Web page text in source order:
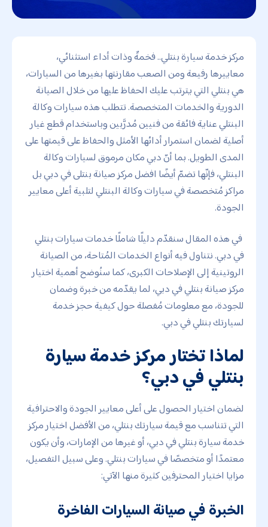
مركز خدمة سيارة بنتلي.. فخمةٌ وذات أداء استثنائي،
معاييرها رفيعة ومن الصعب مقارنتها بغيرها من السيارات،
هي بنتلي التي يترتب عليك الحفاظ عليها من خلال الصيانة
الدورية والخدمات المتخصصة. تتطلب هذه سيارات وكالة
البنتلي عناية فائقة من فنيين مُدرَّبين وباستخدام قطع غيار
أصلية لضمان استمرار أدائها الأمثل والحفاظ على قيمتها على
المدى الطويل. بما أنّ دبي مكان مرموق لسيارات وكالة
البنتلي، فإنّها تضمّ أيضًا افضل مركز صيانة بنتلى في دبي بل
مراكز مُتخصصة في سيارات وكالة البنتلي لتلبية أعلى معايير
الجودة.
في هذه المقال سنقدّم دليلًا شاملًا خدمات سيارات بنتلي
في دبي. نتناول فيه أنواع الخدمات المُتاحة، من الصيانة
الروتينية إلى الإصلاحات الكبرى، كما سنُوضح أهمية اختيار
مركز صيانة بنتلي في دبي، لما يقدّمه من خبرة وضمان
للجودة، مع معلومات مُفصلة حول كيفية حجز خدمة
لسيارتك بنتلي في دبي.
لماذا تختار مركز خدمة سيارة
بنتلي في دبي؟
لضمان اختيار الحصول على أعلى معايير الجودة والاحترافية
التي تتناسب مع قيمة سيارتك بنتلي، من الأفضل اختيار مركز
خدمة سيارة بنتلي في دبي، أو غيرها من الإمارات، وأن يكون
معتمدًا أو متخصصًا في سيارات بنتلي. وعلى سبيل التفصيل،
مزايا اختيار المحترفين كثيرة منها الآتي:
الخبرة في صيانة السيارات الفاخرة